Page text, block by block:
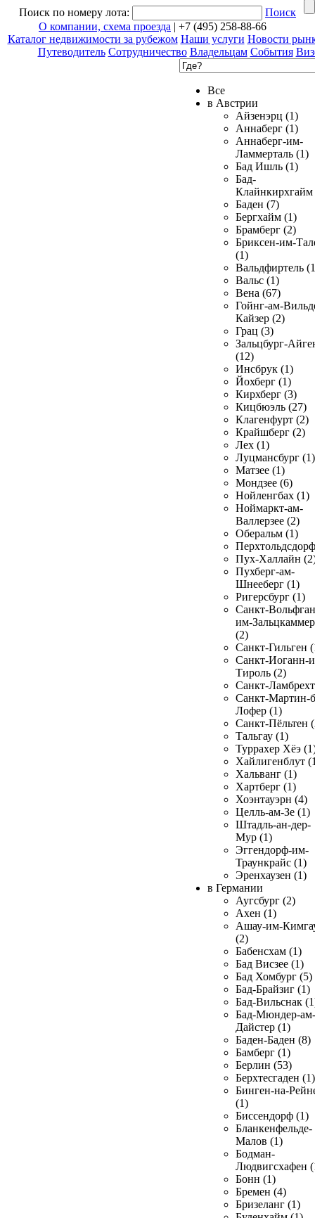
Поиск по номеру лота:
Поиск
О компании, схема проезда | +7 (495) 258-88-66
Каталог недвижимости за рубежом Наши услуги Новости
Путеводитель Сотрудничество Владельцам События
Все
в Австрии
Айзенэрц (1)
Аннаберг (1)
Аннаберг-им-
Ламмерталь (1)
Бад Ишль (1)
Бад-
Клайнкирхгайм
Баден (7)
Бергхайм (1)
Брамберг (2)
Бриксен-им-
(1)
Вальдфиртель
Вальс (1)
Вена (67)
Гойнг-ам-
Кайзер (2)
Грац (3)
Зальцбург-
(12)
Инсбрук (1)
Йохберг (1)
Кирхберг (3)
Кицбюэль (27)
Клагенфурт (2)
Крайшберг (2)
Лех (1)
Луцмансбург (1)
Матзее (1)
Мондзее (6)
Нойленгбах (1)
Ноймаркт-ам-
Валлерзее (2)
Оберальм (1)
Пух-Халлайн
Пухберг-ам-
Шнееберг (1)
Ригерсбург (1)
Санкт-
им-
(2)
Санкт-Гильген
Санкт-Иоганн-
Тироль (2)
Санкт-
Санкт-Мартин-
Лофер (1)
Санкт-Пёльтен
Тальгау (1)
Туррахер Хёэ
Хайлигенблут
Хальванг (1)
Хартберг (1)
Хоэнтауэрн (4)
Целль-ам-Зе (1)
Штадль-ан-дер-
Мур (1)
Эггендорф-им-
Траункрайс (1)
Эренхаузен (1)
в Германии
Аугсбург (2)
Ахен (1)
Ашау-им-
(2)
Бабенсхам (1)
Бад Висзее (1)
Бад Хомбург (5)
Бад-Брайзиг (1)
Бад-Вильснак
Бад-Мюндер-ам-
Дайстер (1)
Баден-Баден (8)
Бамберг (1)
Берлин (53)
Берхтесгаден (1)
Бинген-на-
(1)
Биссендорф (1)
Бланкенфельде-
Малов (1)
Бодман-
Людвигсхафен
Бонн (1)
Бремен (4)
Бризеланг (1)